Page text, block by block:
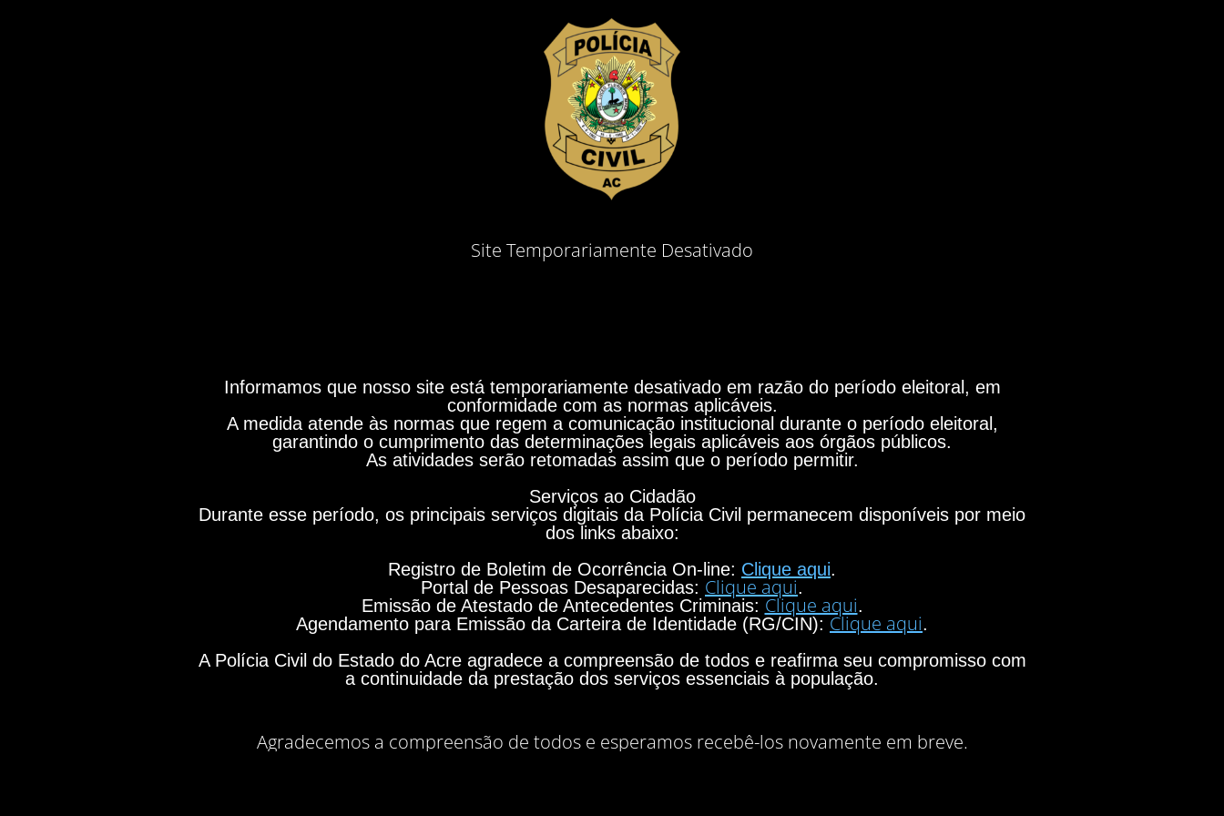
Site Temporariamente Desativado
Informamos que nosso site está temporariamente desativado em razão do período eleitoral, em
conformidade com as normas aplicáveis.
A medida atende às normas que regem a comunicação institucional durante o período eleitoral,
garantindo o cumprimento das determinações legais aplicáveis aos órgãos públicos.
As atividades serão retomadas assim que o período permitir.
Serviços ao Cidadão
Durante esse período, os principais serviços digitais da Polícia Civil permanecem disponíveis por meio
dos links abaixo:
Registro de Boletim de Ocorrência On-line: Clique aqui.
Portal de Pessoas Desaparecidas: Clique aqui.
Emissão de Atestado de Antecedentes Criminais: Clique aqui.
Agendamento para Emissão da Carteira de Identidade (RG/CIN): Clique aqui.
A Polícia Civil do Estado do Acre agradece a compreensão de todos e reafirma seu compromisso com
a continuidade da prestação dos serviços essenciais à população.
Agradecemos a compreensão de todos e esperamos recebê-los novamente em breve.